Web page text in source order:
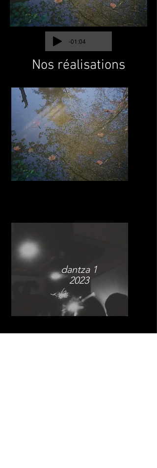
-01:04
Nos réalisations
notre première
yourte
2022
dantza 1
2023